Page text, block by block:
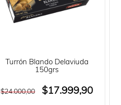
Turrón Blando Delaviuda
150grs
$24.000,00 $17.999,90